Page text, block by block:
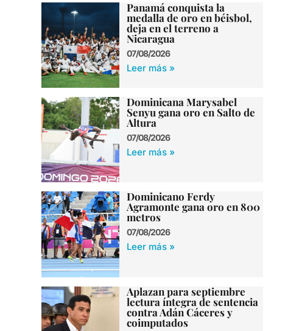
Panamá conquista la
medalla de oro en béisbol,
deja en el terreno a
Nicaragua
07/08/2026
Leer más »
Dominicana Marysabel
Senyu gana oro en Salto de
Altura
07/08/2026
Leer más »
Dominicano Ferdy
Agramonte gana oro en 800
metros
07/08/2026
Leer más »
Aplazan para septiembre
lectura íntegra de sentencia
contra Adán Cáceres y
coimputados